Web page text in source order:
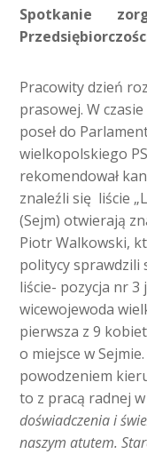
Spotkanie
Pracowity dzień
prasowej. W
poseł do
wielkopolskiego
rekomendował
znaleźli się liście
(Sejm) otwierają
Piotr Walkowski,
politycy sprawdzili
liście- pozycja nr 3
wicewojewoda
pierwsza z 9
o miejsce w
powodzeniem
to z pracą radnej
doświadczenia i
naszym atutem.